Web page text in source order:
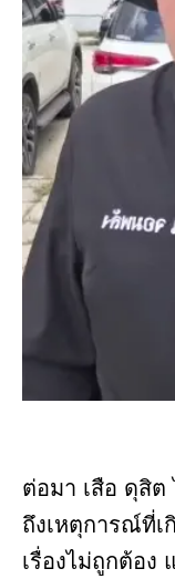
ต่อมา เสือ ดุสิ
ถึงเหตุการณ์ที่
เรื่องไม่ถูกต้อง